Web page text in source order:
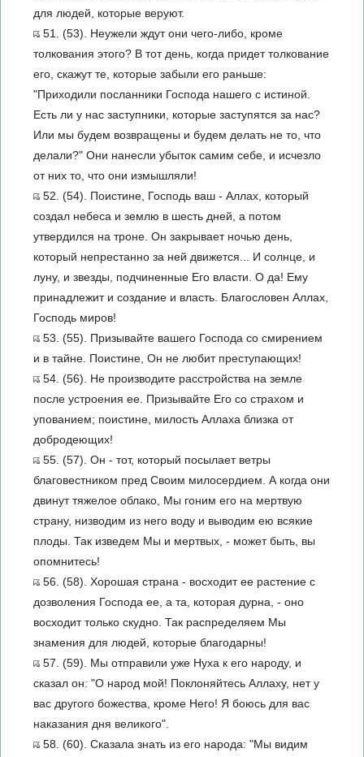
для людей, которые веруют.
51. (53). Неужели ждут они чего-либо, кроме
толкования этого? В тот день, когда придет толкование
его, скажут те, которые забыли его раньше:
"Приходили посланники Господа нашего с истиной.
Есть ли у нас заступники, которые заступятся за нас?
Или мы будем возвращены и будем делать не то, что
делали?" Они нанесли убыток самим себе, и исчезло
от них то, что они измышляли!
52. (54). Поистине, Господь ваш - Аллах, который
создал небеса и землю в шесть дней, а потом
утвердился на троне. Он закрывает ночью день,
который непрестанно за ней движется... И солнце, и
луну, и звезды, подчиненные Его власти. О да! Ему
принадлежит и создание и власть. Благословен Аллах,
Господь миров!
53. (55). Призывайте вашего Господа со смирением
и в тайне. Поистине, Он не любит преступающих!
54. (56). Не производите расстройства на земле
после устроения ее. Призывайте Его со страхом и
упованием; поистине, милость Аллаха близка от
добродеющих!
55. (57). Он - тот, который посылает ветры
благовестником пред Своим милосердием. А когда они
двинут тяжелое облако, Мы гоним его на мертвую
страну, низводим из него воду и выводим ею всякие
плоды. Так изведем Мы и мертвых, - может быть, вы
опомнитесь!
56. (58). Хорошая страна - восходит ее растение с
дозволения Господа ее, а та, которая дурна, - оно
восходит только скудно. Так распределяем Мы
знамения для людей, которые благодарны!
57. (59). Мы отправили уже Нуха к его народу, и
сказал он: "О народ мой! Поклоняйтесь Аллаху, нет у
вас другого божества, кроме Него! Я боюсь для вас
наказания дня великого".
58. (60). Сказала знать из его народа: "Мы видим